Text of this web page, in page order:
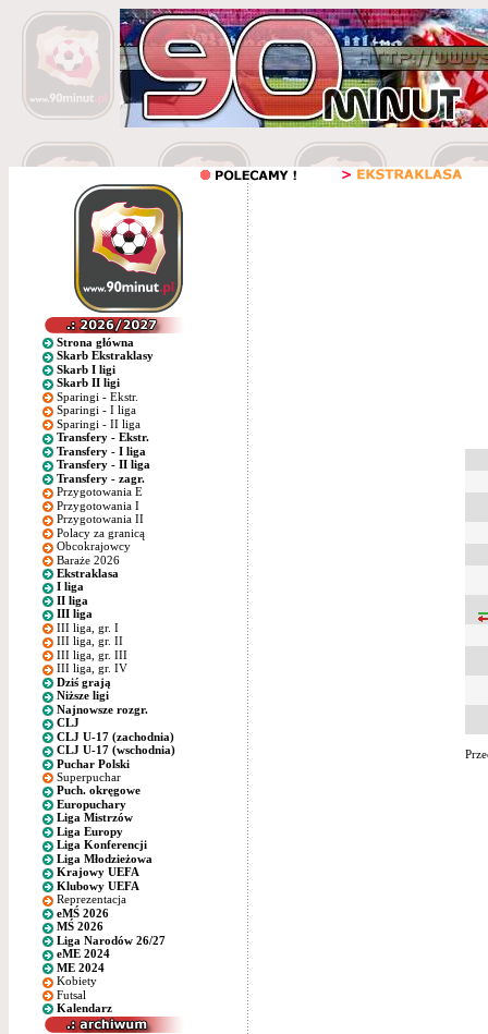
Strona główna
Skarb Ekstraklasy
Skarb I ligi
Skarb II ligi
Sparingi - Ekstr.
Sparingi - I liga
Sparingi - II liga
Transfery - Ekstr.
Transfery - I liga
Transfery - II liga
Transfery - zagr.
Przygotowania E
Przygotowania I
Przygotowania II
Polacy za granicą
Obcokrajowcy
Baraże 2026
Ekstraklasa
I liga
II liga
III liga
III liga, gr. I
III liga, gr. II
III liga, gr. III
III liga, gr. IV
Dziś grają
Niższe ligi
Najnowsze rozgr.
CLJ
CLJ U-17 (zachodnia)
CLJ U-17 (wschodnia)
Puchar Polski
Superpuchar
Puch. okręgowe
Europuchary
Liga Mistrzów
Liga Europy
Liga Konferencji
Liga Młodzieżowa
Krajowy UEFA
Klubowy UEFA
Reprezentacja
eMŚ 2026
MŚ 2026
Liga Narodów 26/27
eME 2024
ME 2024
Kobiety
Futsal
Kalendarz